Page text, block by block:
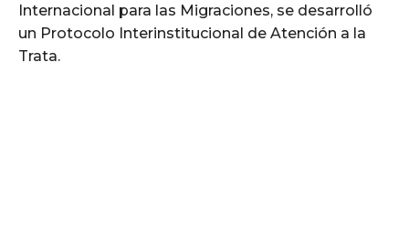
Internacional para las Migraciones, se desarrolló
un Protocolo Interinstitucional de Atención a la
Trata.